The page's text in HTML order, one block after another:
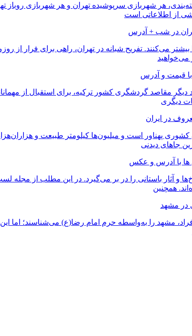
هر شهربازی سرپوشیده تهران و هر شهربازی
از اطلاعاتی است
در شب + آدرس
می‌کنند. تفریح شبانه در تهران، راهی برای فرار از
می‌خواهید
دیگر مقاصد گردشگری کشور ترکیه، برای استقبال از
دیگری
کشوری پهناور است و میلیون‌ها کیلومتر طبیعت و
جاهای دیدنی
ها با آدرس و عکس
و آثار باستانی را در بر می‌گیرد. در این مطلب از
همچنین
مشهد را به‌واسطه حرم امام رضا(ع) می‌شناسند؛ اما